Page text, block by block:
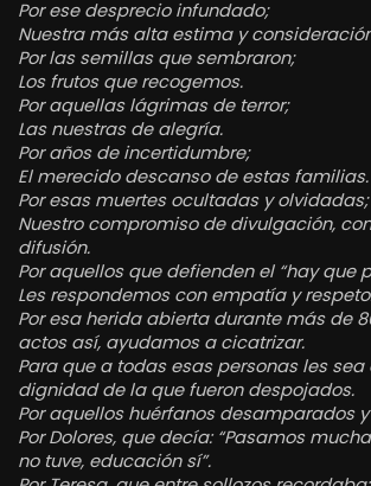
Por ese desprecio infundado;
Nuestra más alta estima y
Por las semillas que sembraron;
Los frutos que recogemos.
Por aquellas lágrimas de terror;
Las nuestras de alegría.
Por años de incertidumbre;
El merecido descanso de estas familias.
Por esas muertes ocultadas y olvidadas;
Nuestro compromiso de divulgación,
difusión.
Por aquellos que defienden el “hay que
Les respondemos con empatía y
Por esa herida abierta durante más de
actos así, ayudamos a cicatrizar.
Para que a todas esas personas les
dignidad de la que fueron despojados.
Por aquellos huérfanos desamparados
Por Dolores, que decía: “Pasamos
no tuve, educación sí”.